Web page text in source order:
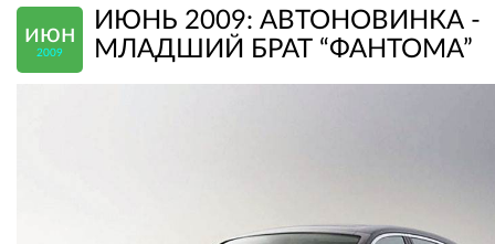
июн
2009
ИЮНЬ 2009: АВТОНОВИНКА -
МЛАДШИЙ БРАТ “ФАНТОМА”